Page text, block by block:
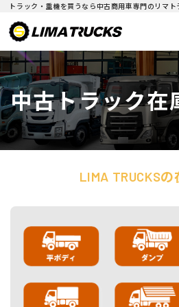
トラック・重機を買うなら中古商用車専門のリマト
中古トラック在
LIMA TRUCKS